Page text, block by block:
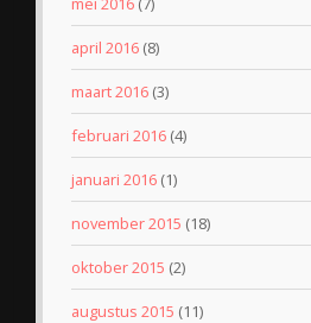
april 2016 (8)
maart 2016 (3)
februari 2016 (4)
januari 2016 (1)
november 2015 (18)
oktober 2015 (2)
augustus 2015 (11)